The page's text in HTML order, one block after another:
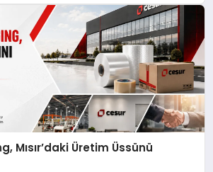
Mısır’daki Üretim Üssünü